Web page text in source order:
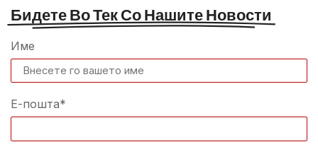
Бидете Во Тек Со Нашите Новости
Име
Е-пошта*